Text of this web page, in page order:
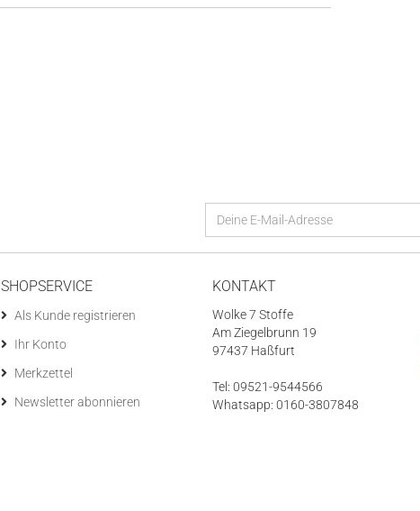
SHOPSERVICE
Als Kunde registrieren
Ihr Konto
Merkzettel
Newsletter abonnieren
KONTAKT
Wolke 7 Stoffe
Am Ziegelbrunn 19
97437 Haßfurt
Tel: 09521-9544566
Whatsapp: 0160-3807848